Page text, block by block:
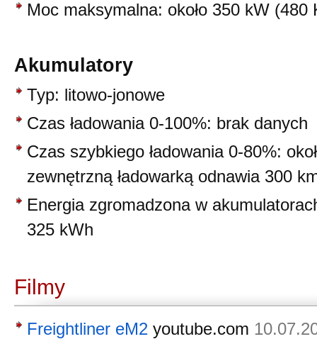
Moc maksymalna: około 350 kW (480
Akumulatory
Typ: litowo-jonowe
Czas ładowania 0-100%: brak danych
Czas szybkiego ładowania 0-80%:
zewnętrzną ładowarką odnawia 300
Energia zgromadzona w
325 kWh
Filmy
Freightliner eM2 youtube.com